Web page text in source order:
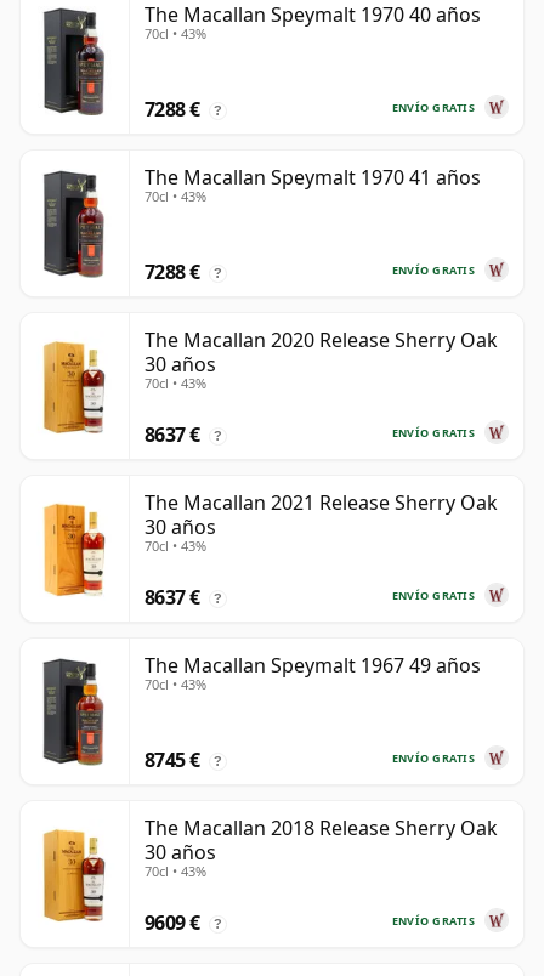
The Macallan Speymalt 1970 40 años
70cl • 43%
ENVÍO GRATIS
7288 € ?
The Macallan Speymalt 1970 41 años
70cl • 43%
ENVÍO GRATIS
7288 € ?
The Macallan 2020 Release Sherry Oak
30 años
70cl • 43%
ENVÍO GRATIS
8637 € ?
The Macallan 2021 Release Sherry Oak
30 años
70cl • 43%
ENVÍO GRATIS
8637 € ?
The Macallan Speymalt 1967 49 años
70cl • 43%
ENVÍO GRATIS
8745 € ?
The Macallan 2018 Release Sherry Oak
30 años
70cl • 43%
ENVÍO GRATIS
9609 € ?